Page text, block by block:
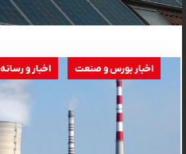
اخبار بورس و صنعت اخبار و رسانه